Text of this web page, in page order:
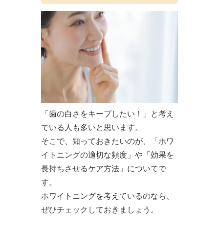
「歯の白さをキープしたい！」と考え
ている人も多いと思います。
そこで、知っておきたいのが、「ホワ
イトニングの適切な頻度」や「効果を
長持ちさせるケア方法」についてで
す。
ホワイトニングを考えているのなら、
ぜひチェックしておきましょう。